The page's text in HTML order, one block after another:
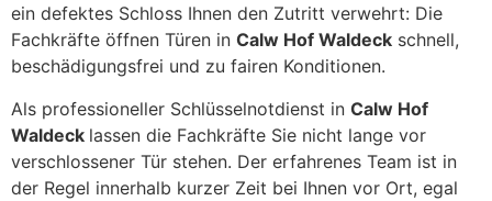
ein defektes Schloss Ihnen den Zutritt verwehrt: Die
Fachkräfte öffnen Türen in Calw Hof Waldeck schnell,
beschädigungsfrei und zu fairen Konditionen.
Als professioneller Schlüsselnotdienst in Calw Hof
Waldeck lassen die Fachkräfte Sie nicht lange vor
verschlossener Tür stehen. Der erfahrenes Team ist in
der Regel innerhalb kurzer Zeit bei Ihnen vor Ort, egal